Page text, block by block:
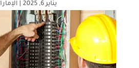
يناير 6, 2025